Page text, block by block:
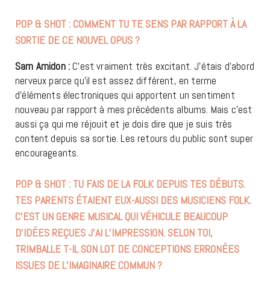
POP & SHOT : COMMENT TU TE SENS PAR RAPPORT À LA
SORTIE DE CE NOUVEL OPUS ?
Sam Amidon : C’est vraiment très excitant. J’étais d’abord
nerveux parce qu’il est assez différent, en terme
d’éléments électroniques qui apportent un sentiment
nouveau par rapport à mes précédents albums. Mais c’est
aussi ça qui me réjouit et je dois dire que je suis très
content depuis sa sortie. Les retours du public sont super
encourageants.
POP & SHOT : TU FAIS DE LA FOLK DEPUIS TES DÉBUTS.
TES PARENTS ÉTAIENT EUX-AUSSI DES MUSICIENS FOLK.
C’EST UN GENRE MUSICAL QUI VÉHICULE BEAUCOUP
D’IDÉES REÇUES J’AI L’IMPRESSION. SELON TOI,
TRIMBALLE T-IL SON LOT DE CONCEPTIONS ERRONÉES
ISSUES DE L’IMAGINAIRE COMMUN ?